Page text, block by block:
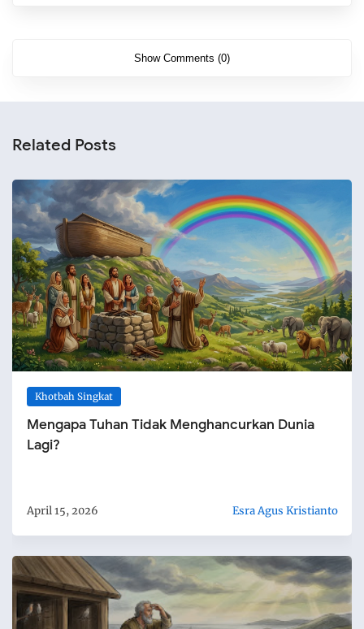
Show Comments (0)
Related Posts
Khotbah Singkat
Mengapa Tuhan Tidak Menghancurkan Dunia
Lagi?
April 15, 2026 Esra Agus Kristianto